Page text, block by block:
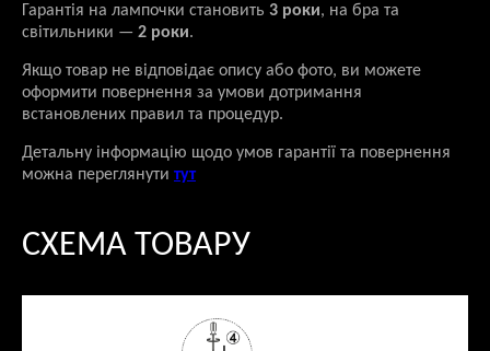
Гарантія на лампочки становить 3 роки, на бра та
світильники — 2 роки.
Якщо товар не відповідає опису або фото, ви можете
оформити повернення за умови дотримання
встановлених правил та процедур.
Детальну інформацію щодо умов гарантії та повернення
можна переглянути тут
СХЕМА ТОВАРУ